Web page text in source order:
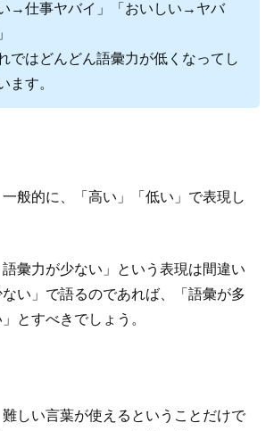
→仕事ヤバイ」「おいしい→ヤバ
ではどんどん語彙力が低くなってし
ます。
般的に、「高い」「低い」で表現し
語彙力が少ない」という表現は間違い
い」で語るのであれば、「語彙が多
とすべきでしょう。
しい言葉が使えるということだけで